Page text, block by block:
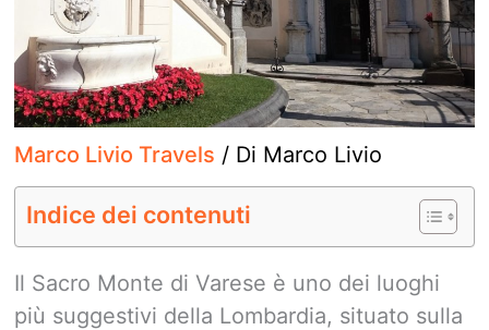
Marco Livio Travels / Di Marco Livio
Indice dei contenuti
Il Sacro Monte di Varese è uno dei luoghi
più suggestivi della Lombardia, situato sulla